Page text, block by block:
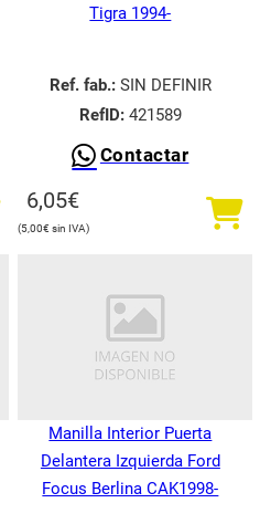
Tigra 1994-
Ref. fab.:SIN DEFINIR
RefID:421589
Contactar
6,05€
5,00€
Manilla Interior Puerta
Delantera Izquierda Ford
Focus Berlina CAK1998-